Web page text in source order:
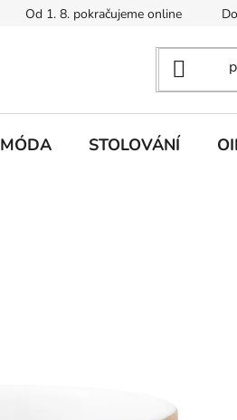
Od 1. 8. pokračujeme online
MÓDA STOLOVÁNÍ